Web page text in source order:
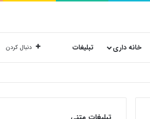
خانه داری تبلیغات دنبال کردن